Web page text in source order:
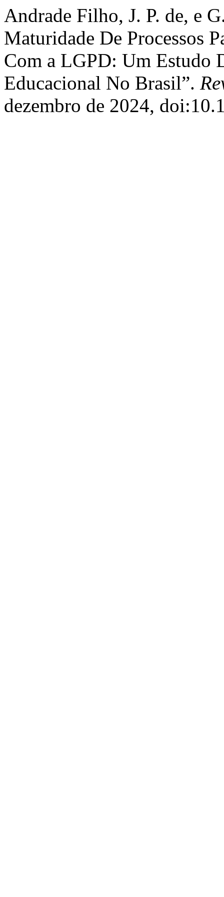
Andrade Filho, J. P. de, e
Maturidade De Processos
Com a LGPD: Um Estudo
Educacional No Brasil”.
dezembro de 2024,